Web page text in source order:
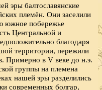
эры балтославянские
племён. Они заселили
южное побережье
Центральной и
благодаря
территории, пережили
Примерно в V веке до н.э.
группы на племена
нашей эры разделились
современных болгар,